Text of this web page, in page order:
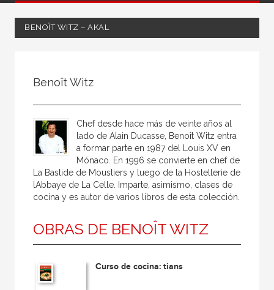
BENOÎT WITZ – AKAL
Coordinador
Editor
Editora
Escritor
Traductor
Benoît Witz
Chef desde hace más de veinte años al
lado de Alain Ducasse, Benoît Witz entra
a formar parte en 1987 del Louis XV en
Mónaco. En 1996 se convierte en chef de
La Bastide de Moustiers y luego de la Hostellerie de
lAbbaye de La Celle. Imparte, asimismo, clases de
cocina y es autor de varios libros de esta colección.
OBRAS DE BENOÎT WITZ
Curso de cocina: tians